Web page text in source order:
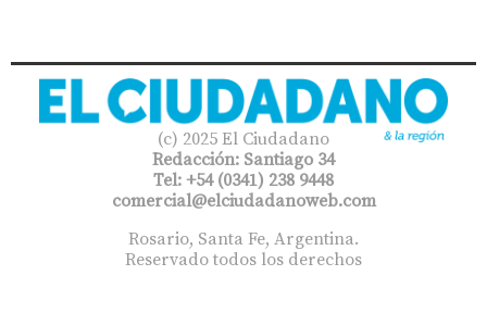
(c) 2025 El Ciudadano
Redacción: Santiago 34
Tel: +54 (0341) 238 9448
comercial@elciudadanoweb.com​
Rosario, Santa Fe, Argentina.
Reservado todos los derechos